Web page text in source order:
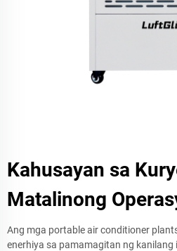
Kahusayan sa
Matalinong
Ang mga portable air conditioner
enerhiya sa pamamagitan ng